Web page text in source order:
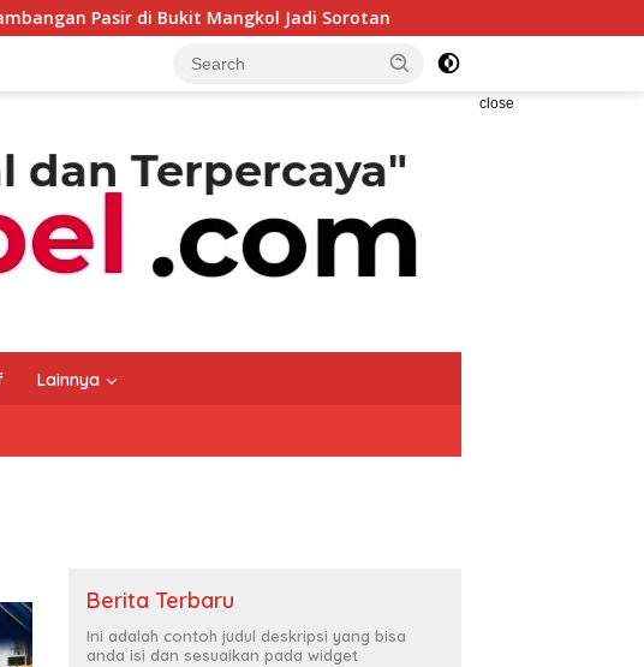
Mangkol Jadi Sorotan Anak Petani Asal Bangka Belitung
close
Lainnya
Berita Terbaru
Ini adalah contoh judul deskripsi yang bisa
anda isi dan sesuaikan pada widget